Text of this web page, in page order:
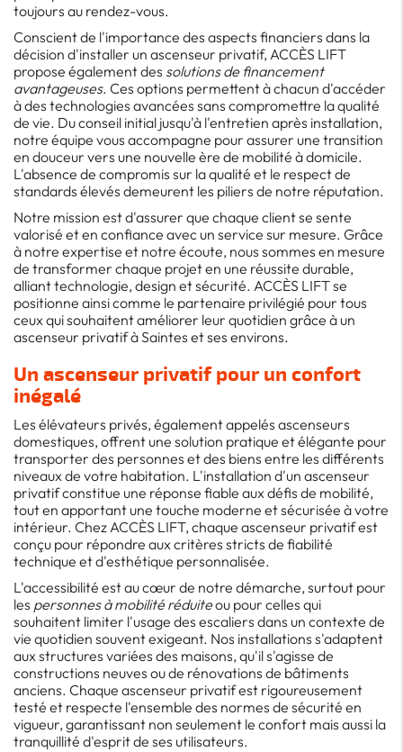
toujours au rendez-vous.
Conscient de l'importance des aspects financiers dans la
décision d'installer un ascenseur privatif, ACCÈS LIFT
propose également des solutions de financement
avantageuses. Ces options permettent à chacun d'accéder
à des technologies avancées sans compromettre la qualité
de vie. Du conseil initial jusqu'à l'entretien après installation,
notre équipe vous accompagne pour assurer une transition
en douceur vers une nouvelle ère de mobilité à domicile.
L'absence de compromis sur la qualité et le respect de
standards élevés demeurent les piliers de notre réputation.
Notre mission est d'assurer que chaque client se sente
valorisé et en confiance avec un service sur mesure. Grâce
à notre expertise et notre écoute, nous sommes en mesure
de transformer chaque projet en une réussite durable,
alliant technologie, design et sécurité. ACCÈS LIFT se
positionne ainsi comme le partenaire privilégié pour tous
ceux qui souhaitent améliorer leur quotidien grâce à un
ascenseur privatif à Saintes et ses environs.
Un ascenseur privatif pour un confort
inégalé
Les élévateurs privés, également appelés ascenseurs
domestiques, offrent une solution pratique et élégante pour
transporter des personnes et des biens entre les différents
niveaux de votre habitation. L'installation d'un ascenseur
privatif constitue une réponse fiable aux défis de mobilité,
tout en apportant une touche moderne et sécurisée à votre
intérieur. Chez ACCÈS LIFT, chaque ascenseur privatif est
conçu pour répondre aux critères stricts de fiabilité
technique et d'esthétique personnalisée.
L'accessibilité est au cœur de notre démarche, surtout pour
les personnes à mobilité réduiteou pour celles qui
souhaitent limiter l'usage des escaliers dans un contexte de
vie quotidien souvent exigeant. Nos installations s'adaptent
aux structures variées des maisons, qu'il s'agisse de
constructions neuves ou de rénovations de bâtiments
anciens. Chaque ascenseur privatif est rigoureusement
testé et respecte l'ensemble des normes de sécurité en
vigueur, garantissant non seulement le confort mais aussi la
tranquillité d'esprit de ses utilisateurs.